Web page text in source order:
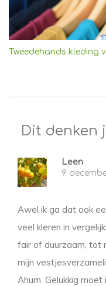
Tweedehands kleding
Dit denken
Leen
9
Awel ik ga dat ook
veel kleren in
fair of duurzaam, tot
mijn
Ahum. Gelukkig